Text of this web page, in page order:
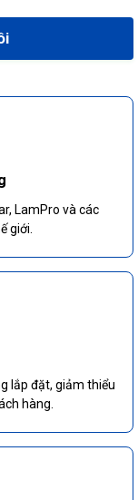
LamPro và các
giới.
lắp đặt, giảm thiểu
hàng.